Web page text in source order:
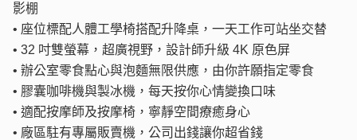
影棚
• 座位標配人體工學椅搭配升降桌，一天工作可站坐交替
• 32 吋雙螢幕，超廣視野，設計師升級 4K 原色屏
• 辦公室零食點心與泡麵無限供應，由你許願指定零食
• 膠囊咖啡機與製冰機，每天按你心情變換口味
• 適配按摩師及按摩椅，寧靜空間療癒身心
• 廠區駐有專屬販賣機，公司出錢讓你超省錢